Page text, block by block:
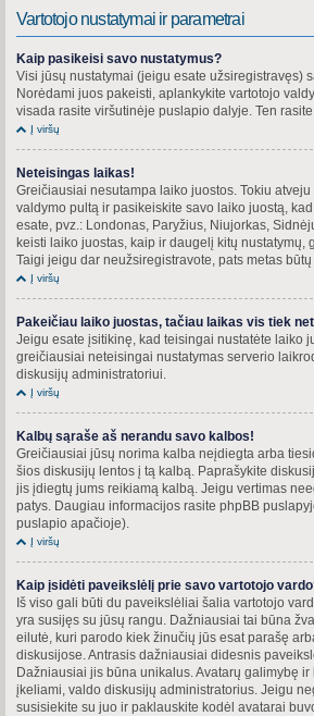
Vartotojo nustatymai ir parametrai
Kaip pasikeisi savo nustatymus?
Visi jūsų nustatymai (jeigu esate užsiregistravęs)
Norėdami juos pakeisti, aplankykite vartotojo
visada rasite viršutinėje puslapio dalyje. Ten
Į viršų
Neteisingas laikas!
Greičiausiai nesutampa laiko juostos. Tokiu
valdymo pultą ir pasikeiskite savo laiko juostą,
esate, pvz.: Londonas, Paryžius, Niujorkas,
keisti laiko juostas, kaip ir daugelį kitų nustatymų,
Taigi jeigu dar neužsiregistravote, pats metas būtų
Į viršų
Pakeičiau laiko juostas, tačiau laikas vis tiek
Jeigu esate įsitikinę, kad teisingai nustatėte laiko
greičiausiai neteisingai nustatymas serverio
diskusijų administratoriui.
Į viršų
Kalbų sąraše aš nerandu savo kalbos!
Greičiausiai jūsų norima kalba neįdiegta arba
šios diskusijų lentos į tą kalbą. Paprašykite
jis įdiegtų jums reikiamą kalbą. Jeigu vertimas
patys. Daugiau informacijos rasite phpBB
puslapio apačioje).
Į viršų
Kaip įsidėti paveikslėlį prie savo vartotojo
Iš viso gali būti du paveikslėliai šalia vartotojo
yra susijęs su jūsų rangu. Dažniausiai tai būna
eilutė, kuri parodo kiek žinučių jūs esat parašę
diskusijose. Antrasis dažniausiai didesnis
Dažniausiai jis būna unikalus. Avatarų galimybę ir
įkeliami, valdo diskusijų administratorius. Jeigu
susisiekite su juo ir paklauskite kodėl avatarai